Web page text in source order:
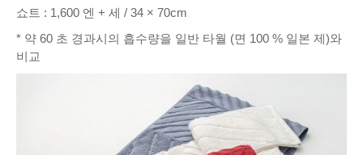
쇼트 : 1,600 엔 + 세 / 34 × 70cm
* 약 60 초 경과시의 흡수량을 일반 타월 (면 100 % 일본 제)와
비교